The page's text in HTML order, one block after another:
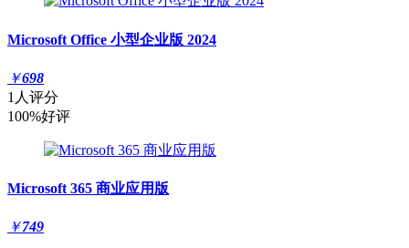
Microsoft Office 小型企业版 2024
￥698
1人评分
100%好评
Microsoft 365 商业应用版
￥749